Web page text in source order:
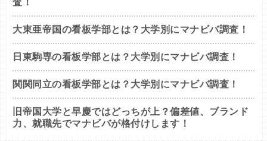
大東亜帝国の看板学部とは？大学別にマナビバ調査！
日東駒専の看板学部とは？大学別にマナビバ調査！
関関同立の看板学部とは？大学別にマナビバ調査！
旧帝国大学と早慶ではどっちが上？偏差値、ブランド
力、就職先でマナビバが格付けします！